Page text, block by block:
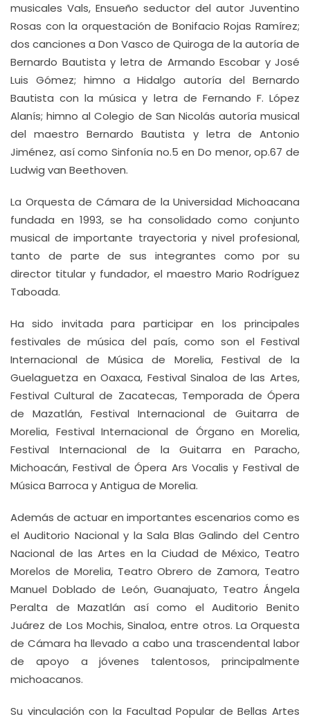
musicales Vals, Ensueño seductor del autor Juventino
Rosas con la orquestación de Bonifacio Rojas Ramírez;
dos canciones a Don Vasco de Quiroga de la autoría de
Bernardo Bautista y letra de Armando Escobar y José
Luis Gómez; himno a Hidalgo autoría del Bernardo
Bautista con la música y letra de Fernando F. López
Alanís; himno al Colegio de San Nicolás autoría musical
del maestro Bernardo Bautista y letra de Antonio
Jiménez, así como Sinfonía no.5 en Do menor, op.67 de
Ludwig van Beethoven.
La Orquesta de Cámara de la Universidad Michoacana
fundada en 1993, se ha consolidado como conjunto
musical de importante trayectoria y nivel profesional,
tanto de parte de sus integrantes como por su
director titular y fundador, el maestro Mario Rodríguez
Taboada.
Ha sido invitada para participar en los principales
festivales de música del país, como son el Festival
Internacional de Música de Morelia, Festival de la
Guelaguetza en Oaxaca, Festival Sinaloa de las Artes,
Festival Cultural de Zacatecas, Temporada de Ópera
de Mazatlán, Festival Internacional de Guitarra de
Morelia, Festival Internacional de Órgano en Morelia,
Festival Internacional de la Guitarra en Paracho,
Michoacán, Festival de Ópera Ars Vocalis y Festival de
Música Barroca y Antigua de Morelia.
Además de actuar en importantes escenarios como es
el Auditorio Nacional y la Sala Blas Galindo del Centro
Nacional de las Artes en la Ciudad de México, Teatro
Morelos de Morelia, Teatro Obrero de Zamora, Teatro
Manuel Doblado de León, Guanajuato, Teatro Ángela
Peralta de Mazatlán así como el Auditorio Benito
Juárez de Los Mochis, Sinaloa, entre otros. La Orquesta
de Cámara ha llevado a cabo una trascendental labor
de apoyo a jóvenes talentosos, principalmente
michoacanos.
Su vinculación con la Facultad Popular de Bellas Artes